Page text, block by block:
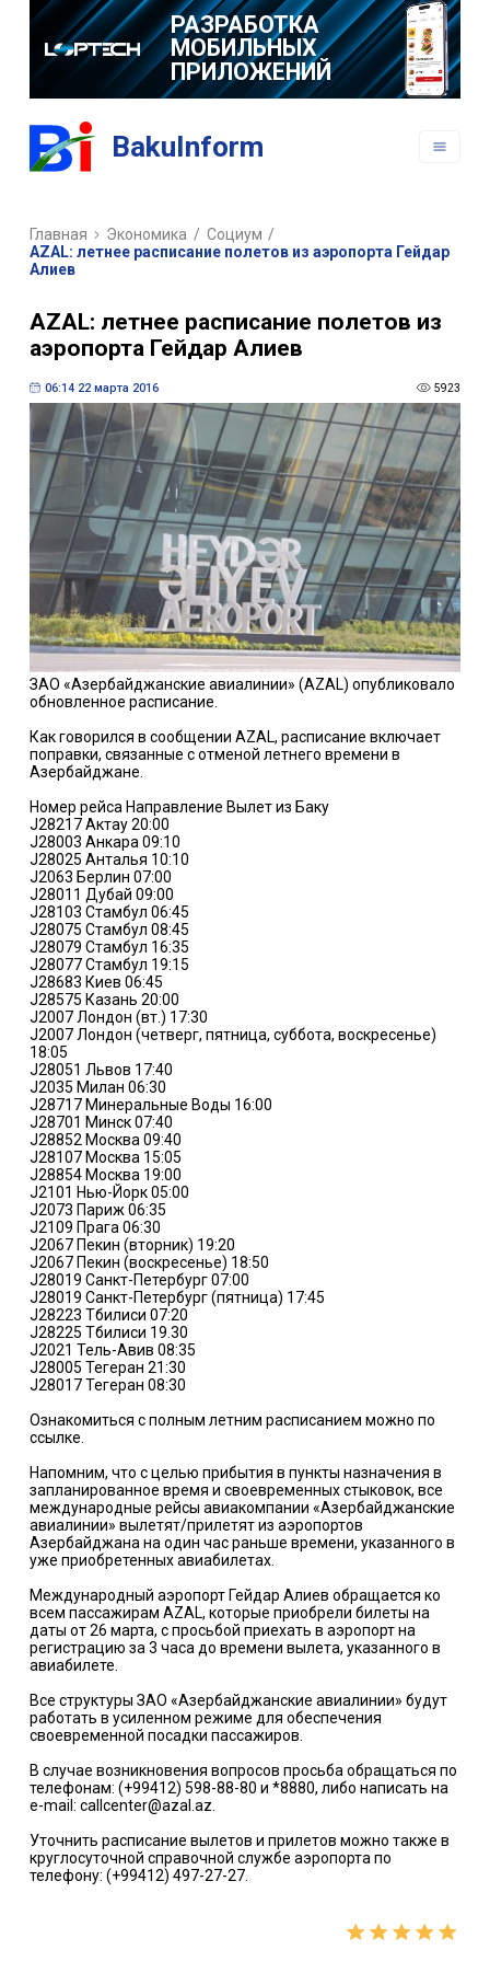
РАЗРАБОТКА
МОБИЛЬНЫХ
ПРИЛОЖЕНИЙ
BakuInform
Главная Экономика / Социум /
AZAL: летнее расписание полетов из аэропорта Гейдар
Алиев
AZAL: летнее расписание полетов из
аэропорта Гейдар Алиев
06:14 22 марта 2016 5923
ЗАО «Азербайджанские авиалинии» (AZAL) опубликовало
обновленное расписание.
Как говорился в сообщении AZAL, расписание включает
поправки, связанные с отменой летнего времени в
Азербайджане.
Номер рейса Направление Вылет из Баку
J28217 Актау 20:00
J28003 Анкара 09:10
J28025 Анталья 10:10
J2063 Берлин 07:00
J28011 Дубай 09:00
J28103 Стамбул 06:45
J28075 Стамбул 08:45
J28079 Стамбул 16:35
J28077 Стамбул 19:15
J28683 Киев 06:45
J28575 Казань 20:00
J2007 Лондон (вт.) 17:30
J2007 Лондон (четверг, пятница, суббота, воскресенье)
18:05
J28051 Львов 17:40
J2035 Милан 06:30
J28717 Минеральные Воды 16:00
J28701 Минск 07:40
J28852 Москва 09:40
J28107 Москва 15:05
J28854 Москва 19:00
J2101 Нью-Йорк 05:00
J2073 Париж 06:35
J2109 Прага 06:30
J2067 Пекин (вторник) 19:20
J2067 Пекин (воскресенье) 18:50
J28019 Санкт-Петербург 07:00
J28019 Санкт-Петербург (пятница) 17:45
J28223 Тбилиси 07:20
J28225 Тбилиси 19.30
J2021 Тель-Авив 08:35
J28005 Тегеран 21:30
J28017 Тегеран 08:30
Ознакомиться с полным летним расписанием можно по
ссылке.
Напомним, что с целью прибытия в пункты назначения в
запланированное время и своевременных стыковок, все
международные рейсы авиакомпании «Азербайджанские
авиалинии» вылетят/прилетят из аэропортов
Азербайджана на один час раньше времени, указанного в
уже приобретенных авиабилетах.
Международный аэропорт Гейдар Алиев обращается ко
всем пассажирам AZAL, которые приобрели билеты на
даты от 26 марта, с просьбой приехать в аэропорт на
регистрацию за 3 часа до времени вылета, указанного в
авиабилете.
Все структуры ЗАО «Азербайджанские авиалинии» будут
работать в усиленном режиме для обеспечения
своевременной посадки пассажиров.
В случае возникновения вопросов просьба обращаться по
телефонам: (+99412) 598-88-80 и *8880, либо написать на
e-mail: callcenter@azal.az.
Уточнить расписание вылетов и прилетов можно также в
круглосуточной справочной службе аэропорта по
телефону: (+99412) 497-27-27.